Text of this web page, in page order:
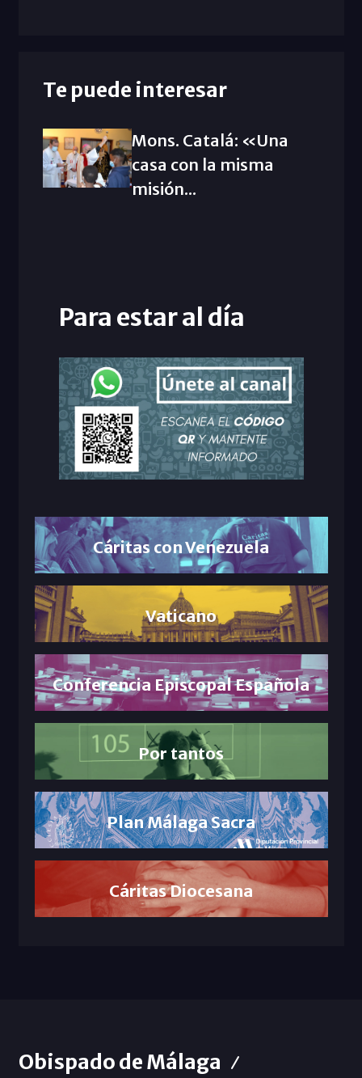
Te puede interesar
Mons. Catalá: «Una
casa con la misma
misión...
Para estar al día
Cáritas con Venezuela
Vaticano
Conferencia Episcopal Española
Por tantos
Plan Málaga Sacra
Cáritas Diocesana
Obispado de Málaga